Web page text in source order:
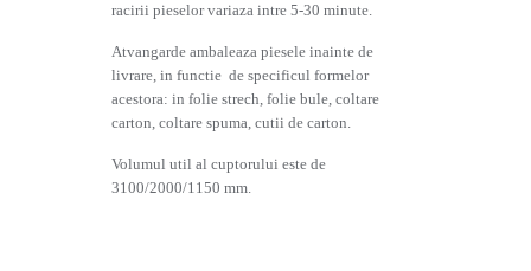
racirii pieselor variaza intre 5-30 minute.
Atvangarde ambaleaza piesele inainte de
livrare, in functie de specificul formelor
acestora: in folie strech, folie bule, coltare
carton, coltare spuma, cutii de carton.
Volumul util al cuptorului este de
3100/2000/1150 mm.